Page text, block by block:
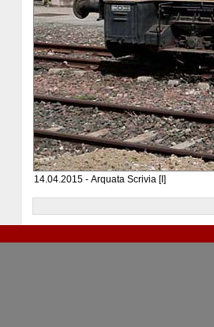
14.04.2015 - Arquata Scrivia [I]